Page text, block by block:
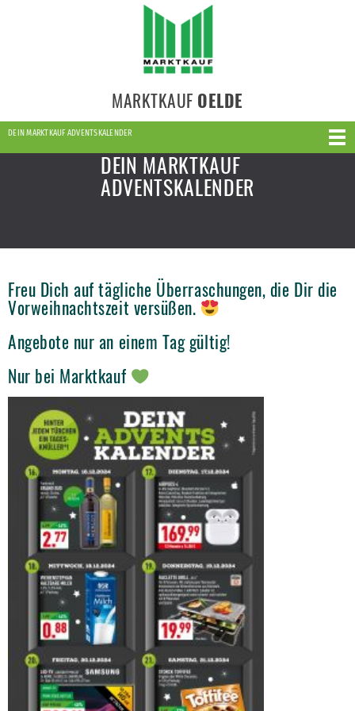
MARKTKAUF OELDE
DEIN MARKTKAUF ADVENTSKALENDER
DEIN MARKTKAUF
ADVENTSKALENDER
Freu Dich auf tägliche Überraschungen, die Dir die
Vorweihnachtszeit versüßen.
Angebote nur an einem Tag gültig!
Nur bei Marktkauf